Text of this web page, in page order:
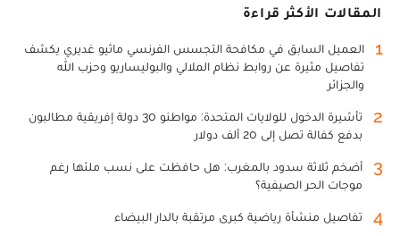
المقالات الأكثر قراءة
1
العميل السابق في مكافحة التجسس الفرنسي ماثيو غديري يكشف
تفاصيل مثيرة عن روابط نظام الملالي والبوليساريو وحزب الله
والجزائر
2
تأشيرة الدخول للولايات المتحدة: مواطنو 30 دولة إفريقية مطالبون
بدفع كفالة تصل إلى 20 ألف دولار
3
أضخم ثلاثة سدود بالمغرب: هل حافظت على نسب ملئها رغم
موجات الحر الصيفية؟
4 تفاصيل منشأة رياضية كبرى مرتقبة بالدار البيضاء